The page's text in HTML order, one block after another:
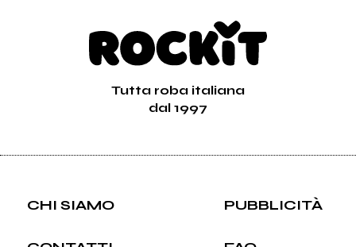
Tutta roba italiana
dal 1997
CHI SIAMO PUBBLICITÀ